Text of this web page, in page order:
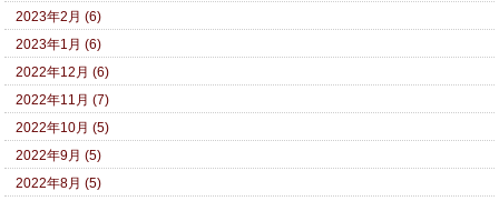
2023年2月 (6)
2023年1月 (6)
2022年12月 (6)
2022年11月 (7)
2022年10月 (5)
2022年9月 (5)
2022年8月 (5)